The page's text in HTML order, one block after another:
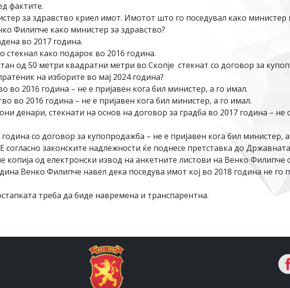
фактите.
за здравство криел имот. Имотот што го поседувал како министер
Филипче како министер за здравство?
во 2017 година.
стекнал како подарок во 2016 година.
од 50 метри квадратни метри во Скопје стекнат со договор за
на изборите во мај 2024 година?
во 2016 година – не е пријавен кога бил министер, а го имал.
во 2016 година – не е пријавен кога бил министер, а го имал.
денари, стекнати на основ на договор за градба во 2017 година – не
со договор за купопродажба – не е пријавен кога бил министер,
законските надлежности ќе поднесе претставка до
копија од електронски извод на анкетните листови на Венко Филипче
Венко Филипче навел дека поседува имот кој во 2018 година не го
треба да биде навремена и транспарентна.